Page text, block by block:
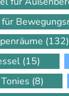
(132)
(15)
(8)